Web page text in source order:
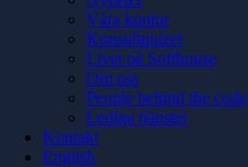
Våra kontor
Konsultquizet
Livet på Softhouse
Om oss
People behind the code
Lediga tjänster
Kontakt
English